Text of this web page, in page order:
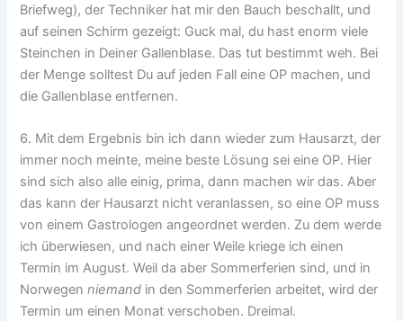
Briefweg), der Techniker hat mir den Bauch beschallt, und
auf seinen Schirm gezeigt: Guck mal, du hast enorm viele
Steinchen in Deiner Gallenblase. Das tut bestimmt weh. Bei
der Menge solltest Du auf jeden Fall eine OP machen, und
die Gallenblase entfernen.
6. Mit dem Ergebnis bin ich dann wieder zum Hausarzt, der
immer noch meinte, meine beste Lösung sei eine OP. Hier
sind sich also alle einig, prima, dann machen wir das. Aber
das kann der Hausarzt nicht veranlassen, so eine OP muss
von einem Gastrologen angeordnet werden. Zu dem werde
ich überwiesen, und nach einer Weile kriege ich einen
Termin im August. Weil da aber Sommerferien sind, und in
Norwegenniemand in den Sommerferien arbeitet, wird der
Termin um einen Monat verschoben. Dreimal.